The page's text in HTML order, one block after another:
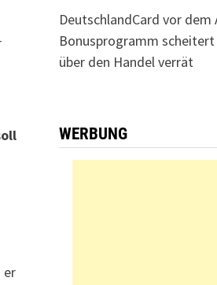
er
DeutschlandCard vor dem
Bonusprogramm scheitert
über den Handel verrät
WERBUNG